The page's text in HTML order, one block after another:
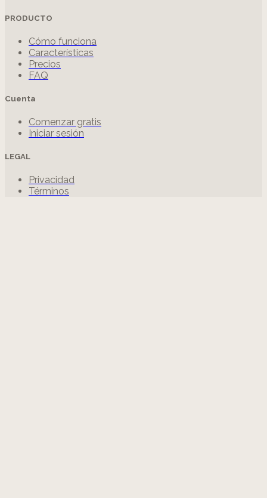
PRODUCTO
Cómo funciona
Características
Precios
FAQ
Cuenta
Comenzar gratis
Iniciar sesión
LEGAL
Privacidad
Términos